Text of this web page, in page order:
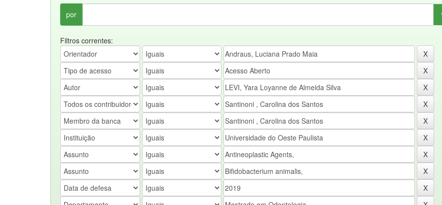
por
Filtros correntes: